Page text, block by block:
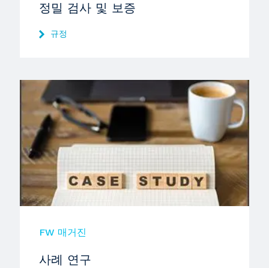
정밀 검사 및 보증
규정
FW 매거진
사례 연구